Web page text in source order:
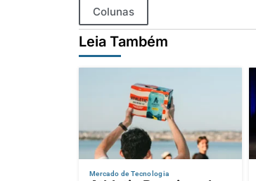
Colunas
Leia Também
Mercado de Tecnologia